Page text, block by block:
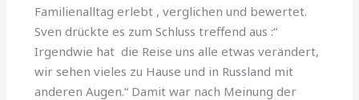
Familienalltag erlebt , verglichen und bewertet.
Sven drückte es zum Schluss treffend aus :“
Irgendwie hat die Reise uns alle etwas verändert,
wir sehen vieles zu Hause und in Russland mit
anderen Augen.“ Damit war nach Meinung der